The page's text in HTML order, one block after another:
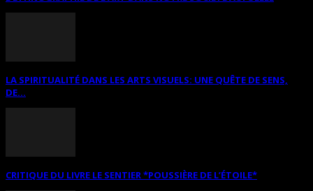
LA SPIRITUALITÉ DANS LES ARTS VISUELS: UNE QUÊTE DE SENS,
DE...
CRITIQUE DU LIVRE LE SENTIER *POUSSIÈRE DE L’ÉTOILE*